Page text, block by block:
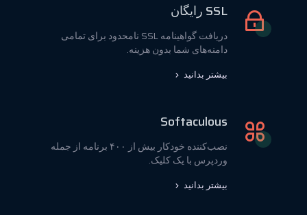
SSL رایگان
دریافت گواهینامه SSL نامحدود برای تمامی
دامنه‌های شما بدون هزینه.
بیشتر بدانید
Softaculous
نصب‌کننده خودکار بیش از ۴۰۰ برنامه از جمله
وردپرس با یک کلیک.
بیشتر بدانید